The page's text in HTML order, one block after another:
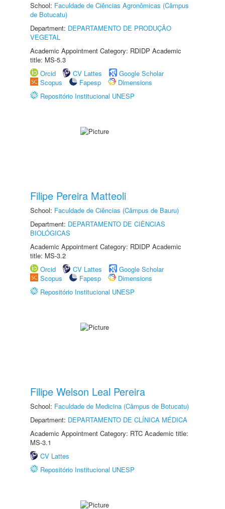
School: Faculdade de Ciências Agronômicas (Câmpus
de Botucatu)
Department: DEPARTAMENTO DE PRODUÇÃO
VEGETAL
Academic Appointment Category: RDIDP Academic
title: MS-5.3
Orcid
CV Lattes
Google Scholar
Scopus
Fapesp
Dimensions
Repositório Institucional UNESP
Filipe Pereira Matteoli
School: Faculdade de Ciências (Câmpus de Bauru)
Department: DEPARTAMENTO DE CIÊNCIAS
BIOLÓGICAS
Academic Appointment Category: RDIDP Academic
title: MS-3.2
Orcid
CV Lattes
Google Scholar
Scopus
Fapesp
Dimensions
Repositório Institucional UNESP
Filipe Welson Leal Pereira
School: Faculdade de Medicina (Câmpus de Botucatu)
Department: DEPARTAMENTO DE CLÍNICA MÉDICA
Academic Appointment Category: RTC Academic title:
MS-3.1
CV Lattes
Repositório Institucional UNESP